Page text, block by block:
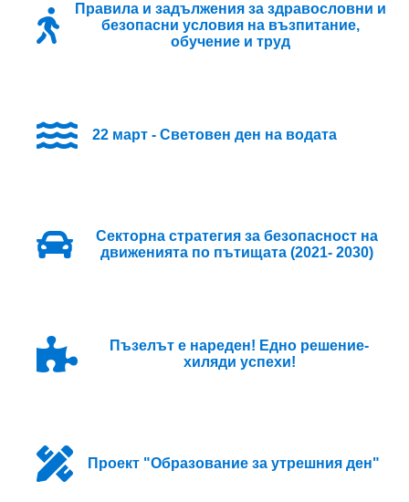
Правила и задължения за здравословни и
безопасни условия на възпитание,
обучение и труд
22 март - Световен ден на водата
Секторна стратегия за безопасност на
движенията по пътищата (2021- 2030)
Пъзелът е нареден! Едно решение-
хиляди успехи!
Проект "Образование за утрешния ден"